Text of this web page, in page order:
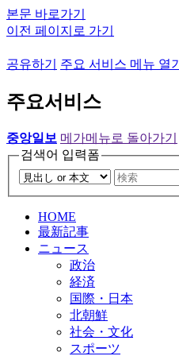
본문 바로가기
이전 페이지로 가기
공유하기 주요 서비스 메뉴 열기
주요서비스
중앙일보 메가메뉴로 돌아가기
검색어 입력폼
HOME
最新記事
ニュース
政治
経済
国際・日本
北朝鮮
社会・文化
スポーツ